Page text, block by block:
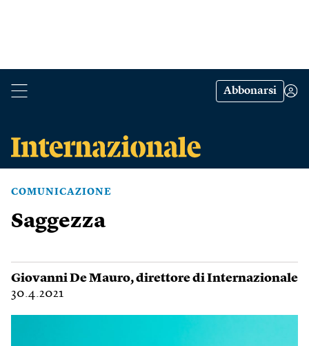
Abbonarsi
COMUNICAZIONE
Saggezza
Giovanni De Mauro, direttore di Internazionale
30.4.2021